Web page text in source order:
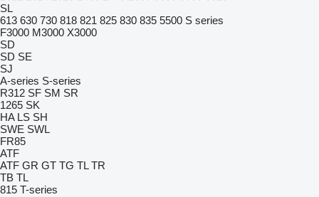
SL
613 630 730 818 821 825 830 835 5500 S series
F3000 M3000 X3000
SD
SD SE
SJ
A-series S-series
R312 SF SM SR
1265 SK
HA LS SH
SWE SWL
FR85
ATF
ATF GR GT TG TL TR
TB TL
815 T-series